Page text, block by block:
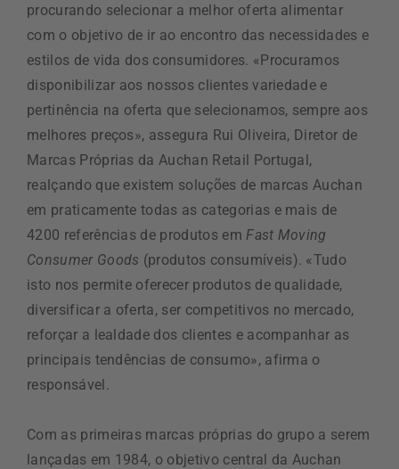
procurando selecionar a melhor oferta alimentar
com o objetivo de ir ao encontro das necessidades e
estilos de vida dos consumidores. «Procuramos
disponibilizar aos nossos clientes variedade e
pertinência na oferta que selecionamos, sempre aos
melhores preços», assegura Rui Oliveira, Diretor de
Marcas Próprias da Auchan Retail Portugal,
realçando que existem soluções de marcas Auchan
em praticamente todas as categorias e mais de
4200 referências de produtos em Fast Moving
Consumer Goods (produtos consumíveis). «Tudo
isto nos permite oferecer produtos de qualidade,
diversificar a oferta, ser competitivos no mercado,
reforçar a lealdade dos clientes e acompanhar as
principais tendências de consumo», afirma o
responsável.
Com as primeiras marcas próprias do grupo a serem
lançadas em 1984, o objetivo central da Auchan